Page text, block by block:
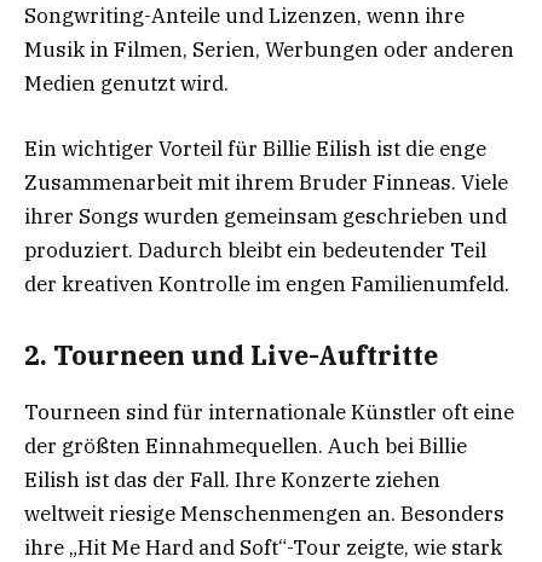
Songwriting-Anteile und Lizenzen, wenn ihre
Musik in Filmen, Serien, Werbungen oder anderen
Medien genutzt wird.
Ein wichtiger Vorteil für Billie Eilish ist die enge
Zusammenarbeit mit ihrem Bruder Finneas. Viele
ihrer Songs wurden gemeinsam geschrieben und
produziert. Dadurch bleibt ein bedeutender Teil
der kreativen Kontrolle im engen Familienumfeld.
2. Tourneen und Live-Auftritte
Tourneen sind für internationale Künstler oft eine
der größten Einnahmequellen. Auch bei Billie
Eilish ist das der Fall. Ihre Konzerte ziehen
weltweit riesige Menschenmengen an. Besonders
ihre „Hit Me Hard and Soft“-Tour zeigte, wie stark